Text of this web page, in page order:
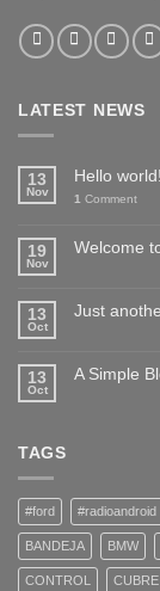
LATEST NEWS
13
Nov
Hello world!
1 Comment
19
Nov
Welcome
13
Oct
Just
13
Oct
A Simple
TAGS
#ford #radioandroid
BANDEJA BMW
CONTROL